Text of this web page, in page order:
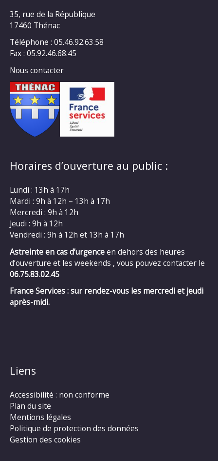
35, rue de la République
17460 Thénac
Téléphone : 05.46.92.63.58
Fax : 05.92.46.68.45
Nous contacter
Horaires d’ouverture au public :
Lundi : 13h à 17h
Mardi : 9h à 12h – 13h à 17h
Mercredi : 9h à 12h
Jeudi : 9h à 12h
Vendredi : 9h à 12h et 13h à 17h
Astreinte en cas d’urgenceen dehors des heures
d’ouverture et les weekends , vous pouvez contacter le
06.75.83.02.45
France Services : sur rendez-vous les mercredi et jeudi
après-midi.
Liens
Accessibilité : non conforme
Plan du site
Mentions légales
Politique de protection des données
Gestion des cookies